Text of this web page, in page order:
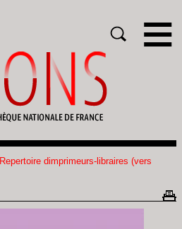
Repertoire dimprimeurs-libraires (vers